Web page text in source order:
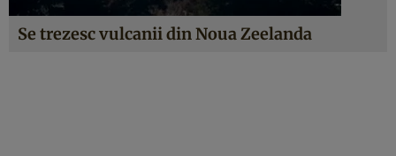
Se trezesc vulcanii din Noua Zeelanda